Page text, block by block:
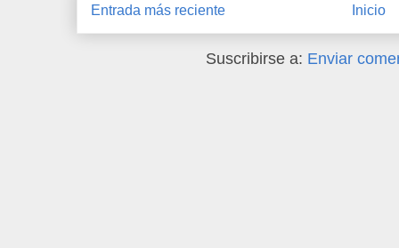
Entrada más reciente Inicio
Suscribirse a: Enviar